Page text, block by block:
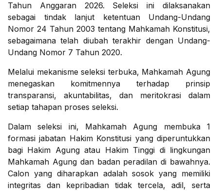
Tahun Anggaran 2026. Seleksi ini dilaksanakan
sebagai tindak lanjut ketentuan Undang-Undang
Nomor 24 Tahun 2003 tentang Mahkamah Konstitusi,
sebagaimana telah diubah terakhir dengan Undang-
Undang Nomor 7 Tahun 2020.
Melalui mekanisme seleksi terbuka, Mahkamah Agung
menegaskan komitmennya terhadap prinsip
transparansi, akuntabilitas, dan meritokrasi dalam
setiap tahapan proses seleksi.
Dalam seleksi ini, Mahkamah Agung membuka 1
formasi jabatan Hakim Konstitusi yang diperuntukkan
bagi Hakim Agung atau Hakim Tinggi di lingkungan
Mahkamah Agung dan badan peradilan di bawahnya.
Calon yang diharapkan adalah sosok yang memiliki
integritas dan kepribadian tidak tercela, adil, serta